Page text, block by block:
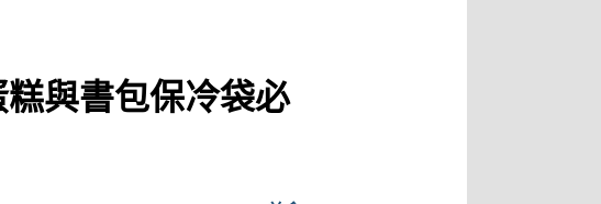
與書包保冷袋必